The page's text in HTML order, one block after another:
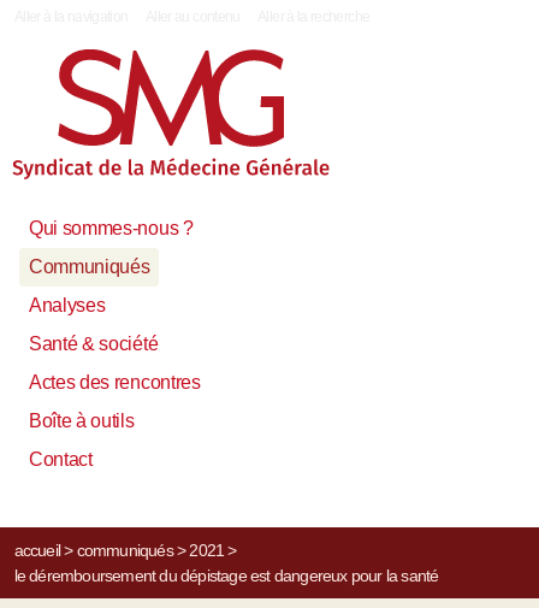
Qui sommes-nous ?
Communiqués
Analyses
Santé & société
Actes des rencontres
Boîte à outils
Contact
accueil> communiqués> 2021 >
le déremboursement du dépistage est dangereux pour la santé